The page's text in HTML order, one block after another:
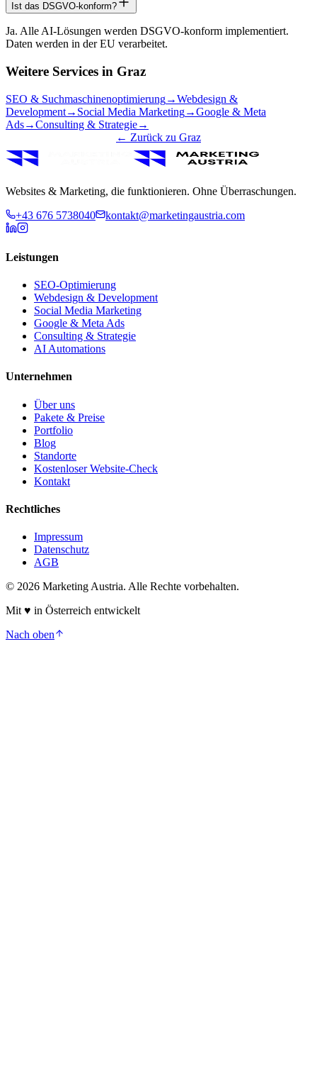
Ist das DSGVO-konform?
Ja. Alle AI-Lösungen werden DSGVO-konform implementiert.
Daten werden in der EU verarbeitet.
Weitere Services in Graz
SEO & Suchmaschinenoptimierung→Webdesign &
Development→ Social Media Marketing→Google & Meta
Ads→Consulting & Strategie→
← Zurück zu Graz
Websites & Marketing, die funktionieren. Ohne Überraschungen.
+43 676 5738040
kontakt@marketingaustria.com
Leistungen
SEO-Optimierung
Webdesign & Development
Social Media Marketing
Google & Meta Ads
Consulting & Strategie
AI Automations
Unternehmen
Über uns
Pakete & Preise
Portfolio
Blog
Standorte
Kostenloser Website-Check
Kontakt
Rechtliches
Impressum
Datenschutz
AGB
© 2026 Marketing Austria. Alle Rechte vorbehalten.
Mit ♥ in Österreich entwickelt
Nach oben